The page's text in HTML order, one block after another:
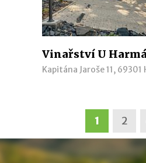
Vinařství U
Kapitána Jaroše 11, 69301
1 2